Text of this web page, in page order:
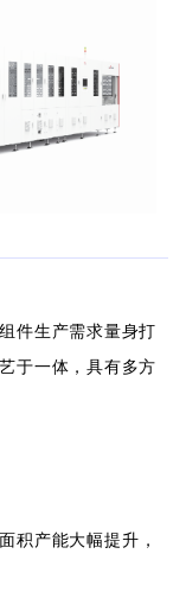
件生产需求量身打
于一体，具有多方
面积产能大幅提升 ，